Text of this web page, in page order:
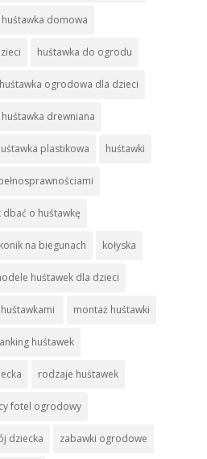
huśtawka domowa
huśtawka do ogrodu
huśtawka ogrodowa dla dzieci
huśtawka drewniana
plastikowa huśtawki
dbać o huśtawkę
konik na biegunach kołyska
huśtawek dla dzieci
montaż huśtawki
huśtawek
rodzaje huśtawek
fotel ogrodowy
dziecka zabawki ogrodowe